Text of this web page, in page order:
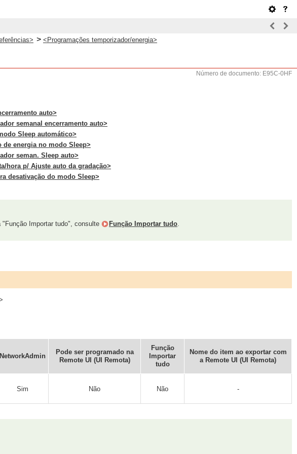
> <Programações temporizador/energia>
Número de documento: E95C-0HF
auto>
semanal encerramento auto>
Sleep automático>
de energia no modo Sleep>
seman. Sleep auto>
hora p/ Ajuste auto da gradação>
desativação do modo Sleep>
Importar tudo", consulte Função Importar tudo.
NetworkAdmin
Pode ser programado na
Remote UI (UI Remota)
Função
Importar
tudo
Nome do item ao exportar com
a Remote UI (UI Remota)
Sim Não Não -